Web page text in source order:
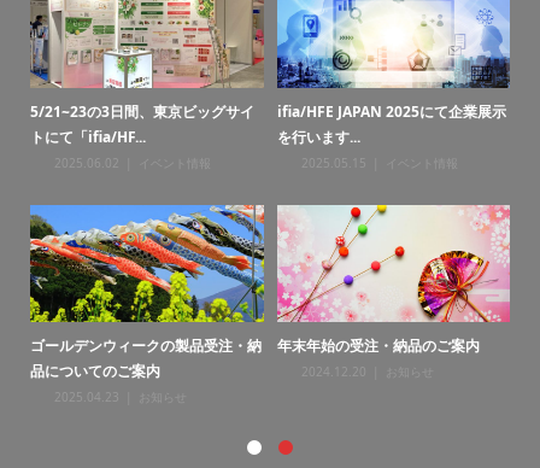
5/21~23の3日間、東京ビッグサイ
トにて「ifia/HF...
2025.06.02
ifia/HFE JAPAN 2025にて企業展示
を行います...
2025.05.15
ゴールデンウィークの製品受注・納
品についてのご案内
2025.04.23
年末年始の受注・納品のご案内
2024.12.20